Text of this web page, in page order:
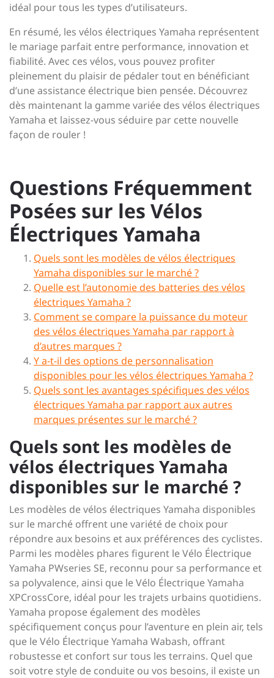
idéal pour tous les types d’utilisateurs.
En résumé, les vélos électriques Yamaha représentent
le mariage parfait entre performance, innovation et
fiabilité. Avec ces vélos, vous pouvez profiter
pleinement du plaisir de pédaler tout en bénéficiant
d’une assistance électrique bien pensée. Découvrez
dès maintenant la gamme variée des vélos électriques
Yamaha et laissez-vous séduire par cette nouvelle
façon de rouler !
Questions Fréquemment
Posées sur les Vélos
Électriques Yamaha
Quels sont les modèles de vélos électriques
Yamaha disponibles sur le marché ?
Quelle est l’autonomie des batteries des vélos
électriques Yamaha ?
Comment se compare la puissance du moteur
des vélos électriques Yamaha par rapport à
d’autres marques ?
Y a-t-il des options de personnalisation
disponibles pour les vélos électriques Yamaha ?
Quels sont les avantages spécifiques des vélos
électriques Yamaha par rapport aux autres
marques présentes sur le marché ?
Quels sont les modèles de
vélos électriques Yamaha
disponibles sur le marché ?
Les modèles de vélos électriques Yamaha disponibles
sur le marché offrent une variété de choix pour
répondre aux besoins et aux préférences des cyclistes.
Parmi les modèles phares figurent le Vélo Électrique
Yamaha PWseries SE, reconnu pour sa performance et
sa polyvalence, ainsi que le Vélo Électrique Yamaha
XPCrossCore, idéal pour les trajets urbains quotidiens.
Yamaha propose également des modèles
spécifiquement conçus pour l’aventure en plein air, tels
que le Vélo Électrique Yamaha Wabash, offrant
robustesse et confort sur tous les terrains. Quel que
soit votre style de conduite ou vos besoins, il existe un